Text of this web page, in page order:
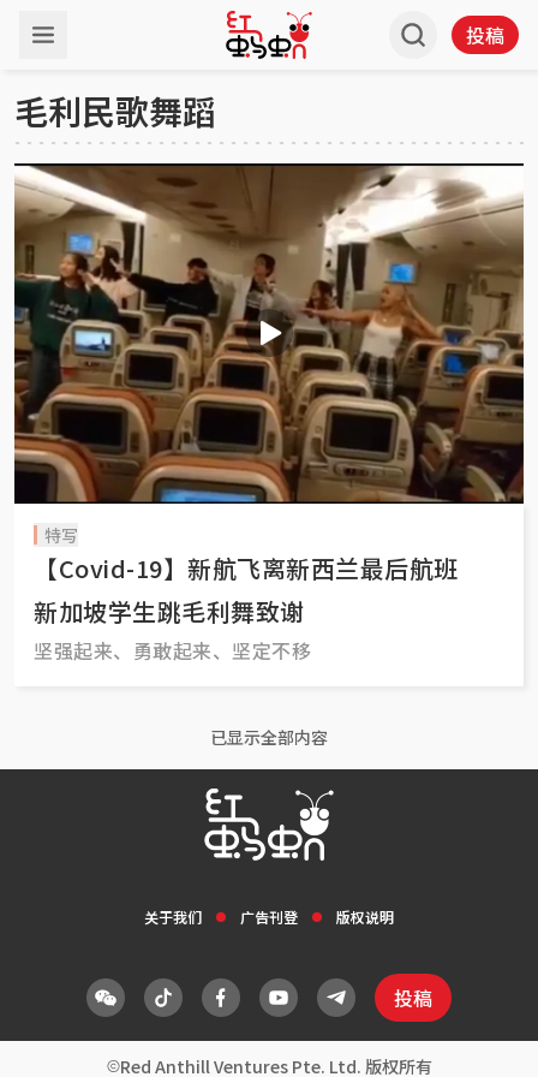
投稿
毛利民歌舞蹈
特写
【Covid-19】新航飞离新西兰最后航班
新加坡学生跳毛利舞致谢
坚强起来、勇敢起来、坚定不移
已显示全部内容
关于我们 广告刊登 版权说明
投稿
Red Anthill Ventures Pte. Ltd. 版权所有